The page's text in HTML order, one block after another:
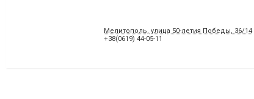
Мелитополь, улица 50-летия Победы, 36/14
+38(0619) 44-05-11